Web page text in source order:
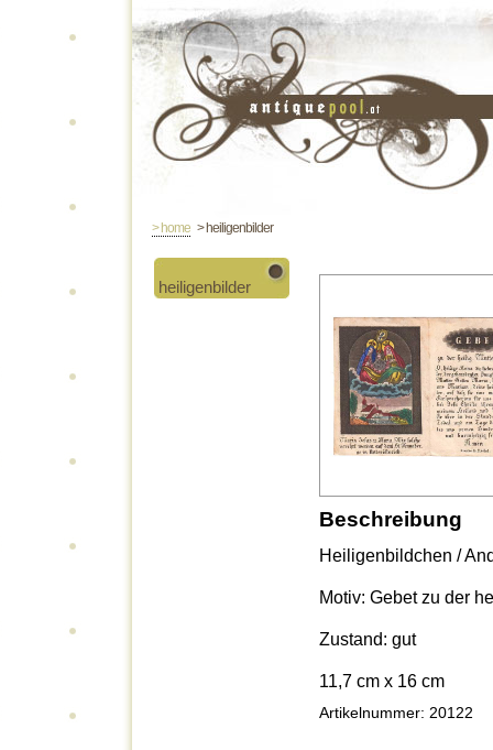
> home > heiligenbilder
heiligenbilder
Beschreibung
Heiligenbildchen /
Motiv: Gebet zu der
Zustand: gut
11,7 cm x 16 cm
Artikelnummer: 20122